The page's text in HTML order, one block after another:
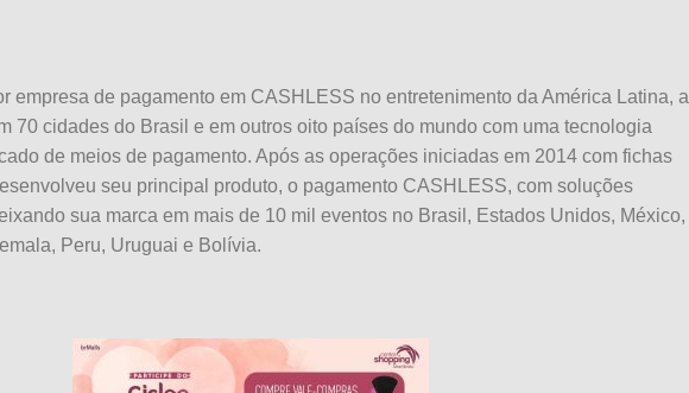
empresa de pagamento em CASHLESS no entretenimento da América Latina, a
70 cidades do Brasil e em outros oito países do mundo com uma tecnologia
de meios de pagamento. Após as operações iniciadas em 2014 com fichas
seu principal produto, o pagamento CASHLESS, com soluções
sua marca em mais de 10 mil eventos no Brasil, Estados Unidos, México,
Peru, Uruguai e Bolívia.